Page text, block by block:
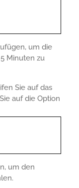
um die
Minuten zu
Sie auf das
auf die Option
um den